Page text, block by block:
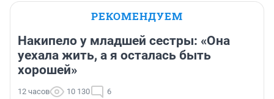
РЕКОМЕНДУЕМ
Накипело у младшей сестры: «Она
уехала жить, а я осталась быть
хорошей»
12 часов 10 130 6